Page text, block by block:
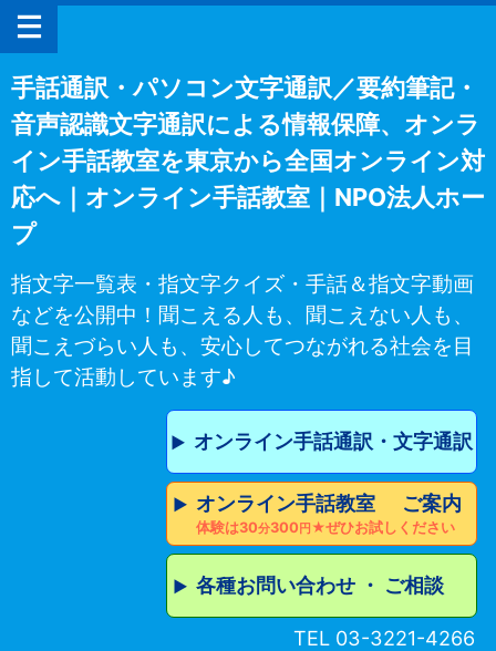
手話通訳・パソコン文字通訳／要約筆記・
音声認識文字通訳による情報保障、オンラ
イン手話教室を東京から全国オンライン対
応へ｜オンライン手話教室｜NPO法人ホー
プ
指文字一覧表・指文字クイズ・手話＆指文字動画
などを公開中！聞こえる人も、聞こえない人も、
聞こえづらい人も、安心してつながれる社会を目
指して活動しています♪
▶︎ オンライン手話通訳・文字通訳
▶︎ オンライン手話教室 ご案内
体験は30分300円★ぜひお試しください
▶︎ 各種お問い合わせ ・ ご相談
TEL 03-3221-4266